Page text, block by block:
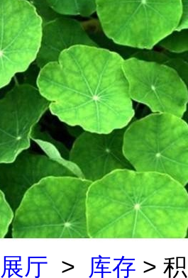
厅 > 库存 > 积